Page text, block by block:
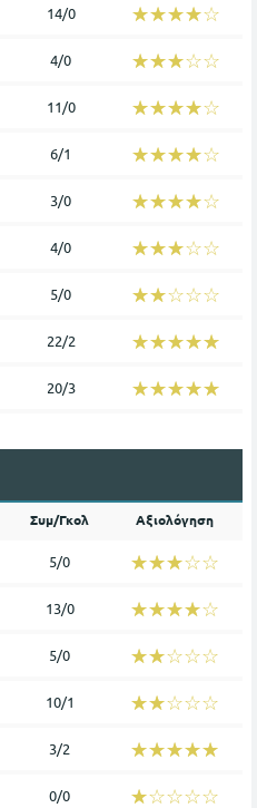
14/0 ☆☆☆☆☆
★★★★★
4/0 ☆☆☆☆☆
★★★★★
11/0 ☆☆☆☆☆
★★★★★
6/1 ☆☆☆☆☆
★★★★★
3/0 ☆☆☆☆☆
★★★★★
4/0 ☆☆☆☆☆
★★★★★
5/0 ☆☆☆☆☆
★★★★★
22/2 ☆☆☆☆☆
★★★★★
20/3 ☆☆☆☆☆
★★★★★
Συμ/Γκολ Αξιολόγηση
5/0 ☆☆☆☆☆
★★★★★
13/0 ☆☆☆☆☆
★★★★★
5/0 ☆☆☆☆☆
★★★★★
10/1 ☆☆☆☆☆
★★★★★
3/2 ☆☆☆☆☆
★★★★★
0/0 ☆☆☆☆☆
★★★★★